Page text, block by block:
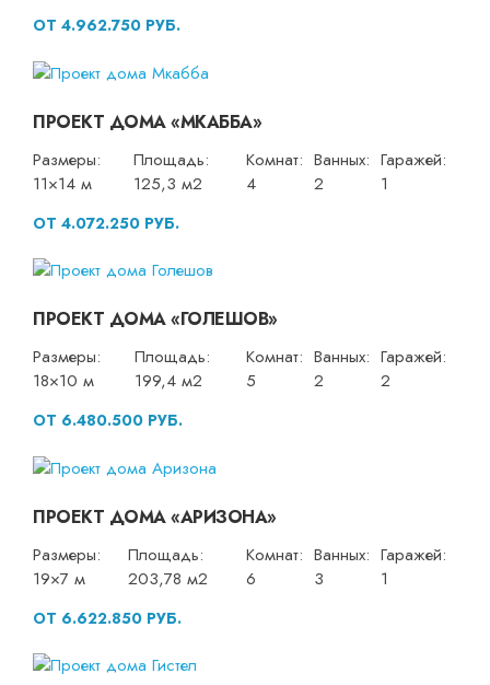
ОТ 4.962.750 РУБ.
ПРОЕКТ ДОМА «МКАББА»
Размеры:
11×14 м
Площадь:
125,3 м2
Комнат:
4
Ванных:
2
Гаражей:
1
ОТ 4.072.250 РУБ.
ПРОЕКТ ДОМА «ГОЛЕШОВ»
Размеры:
18×10 м
Площадь:
199,4 м2
Комнат:
5
Ванных:
2
Гаражей:
2
ОТ 6.480.500 РУБ.
ПРОЕКТ ДОМА «АРИЗОНА»
Размеры:
19×7 м
Площадь:
203,78 м2
Комнат:
6
Ванных:
3
Гаражей:
1
ОТ 6.622.850 РУБ.